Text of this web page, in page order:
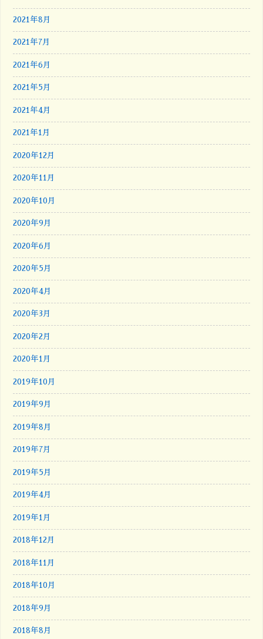
2021年8月
2021年7月
2021年6月
2021年5月
2021年4月
2021年1月
2020年12月
2020年11月
2020年10月
2020年9月
2020年6月
2020年5月
2020年4月
2020年3月
2020年2月
2020年1月
2019年10月
2019年9月
2019年8月
2019年7月
2019年5月
2019年4月
2019年1月
2018年12月
2018年11月
2018年10月
2018年9月
2018年8月